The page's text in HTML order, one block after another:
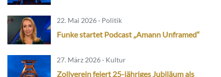
22. Mai 2026 · Politik
Funke startet Podcast „Amann Unframed“
27. März 2026 · Kultur
Zollverein feiert 25-jähriges Jubiläum als